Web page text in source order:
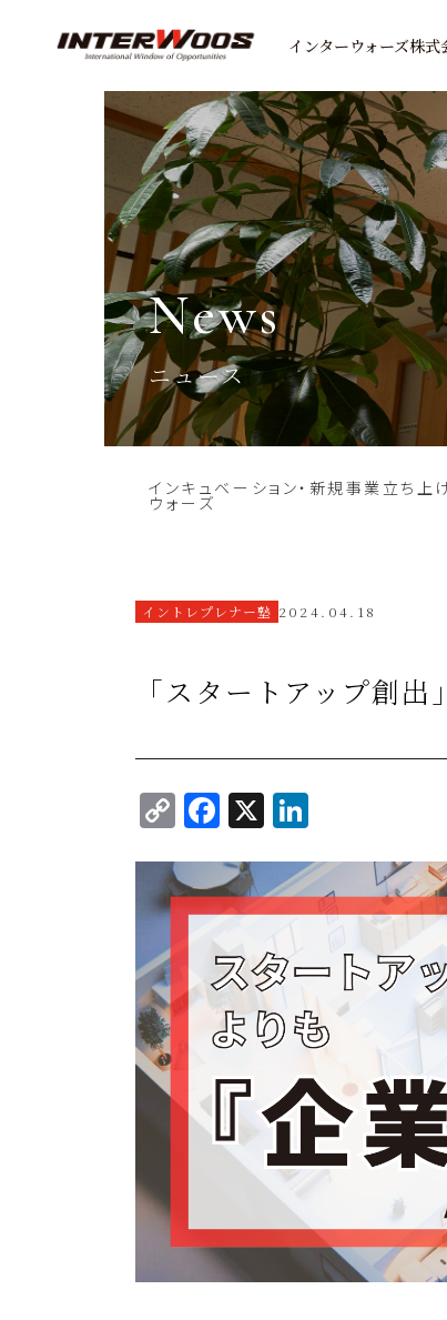
インターウォーズ株式
news
ニュース
インキュベーション・新規事業立ち上
ウォーズ
イントレプレナー塾 2024.04.18
「スタートアップ創
C
p
y
n
k
F
c
e
b
o
o
k
X
k
e
dI
n